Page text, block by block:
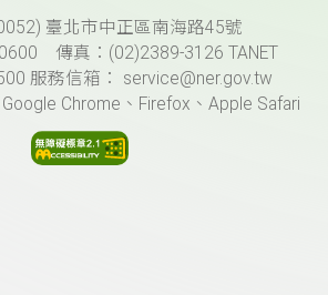
臺北市中正區南海路45號
傳真：(02)2389-3126 TANET
服務信箱： service@ner.gov.tw
Chrome、Firefox、Apple Safari